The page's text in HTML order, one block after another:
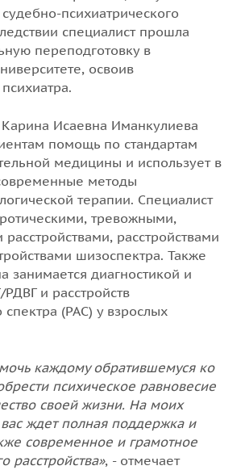
психиатрического
специалист прошла
переподготовку в
освоив
Карина Исаевна Иманкулиева
помощь по стандартам
медицины и использует в
методы
терапии. Специалист
тревожными,
расстройствами
шизоспектра. Также
занимается диагностикой и
и расстройств
спектра (РАС) у взрослых
каждому обратившемуся ко
психическое равновесие
своей жизни. На моих
вас ждет полная поддержка и
современное и грамотное
расстройства», - отмечает